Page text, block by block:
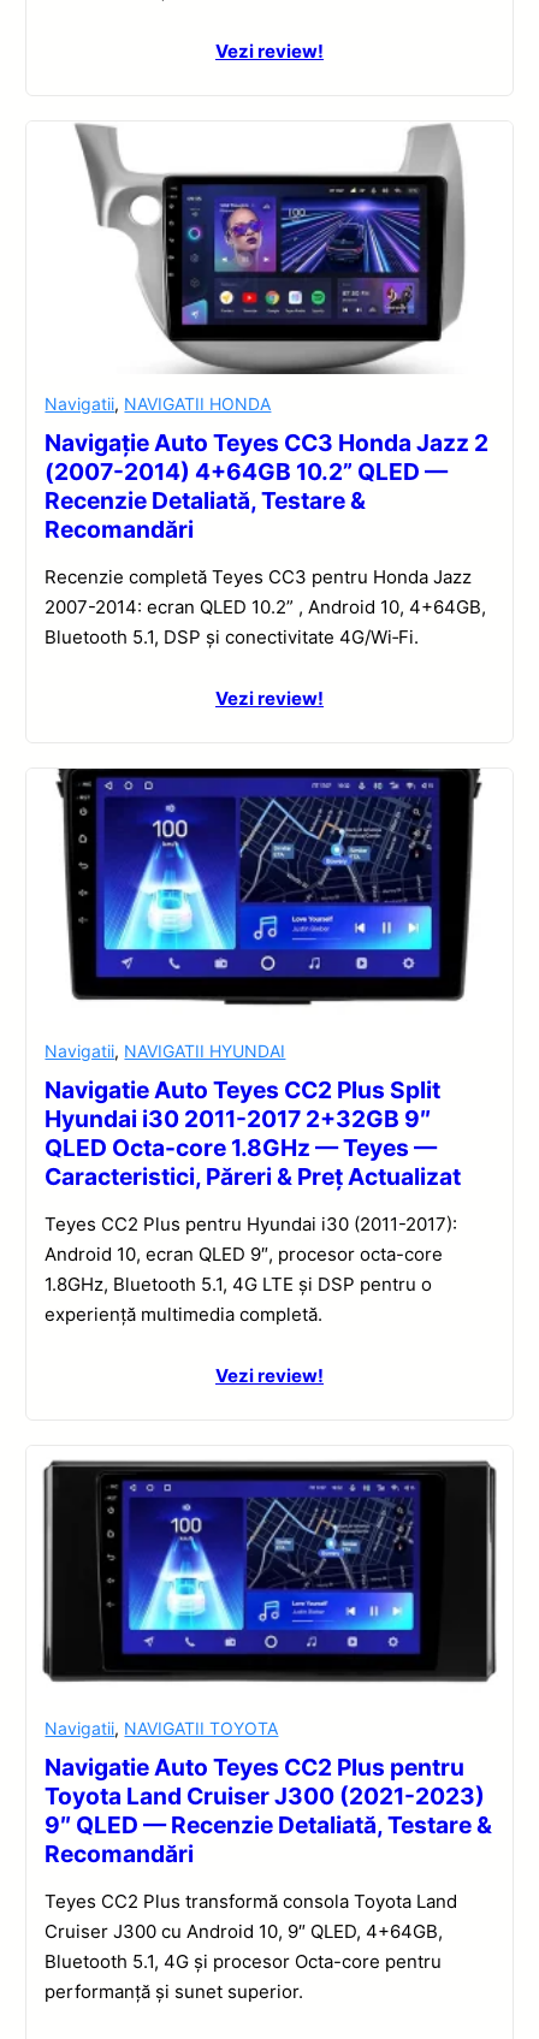
Vezi review!
Navigatii, NAVIGATII HONDA
Navigație Auto Teyes CC3 Honda Jazz 2
(2007-2014) 4+64GB 10.2” QLED —
Recenzie Detaliată, Testare &
Recomandări
Recenzie completă Teyes CC3 pentru Honda Jazz
2007-2014: ecran QLED 10.2” , Android 10, 4+64GB,
Bluetooth 5.1, DSP și conectivitate 4G/Wi‑Fi.
Vezi review!
Navigatii, NAVIGATII HYUNDAI
Navigatie Auto Teyes CC2 Plus Split
Hyundai i30 2011-2017 2+32GB 9″
QLED Octa-core 1.8GHz — Teyes —
Caracteristici, Păreri & Preț Actualizat
Teyes CC2 Plus pentru Hyundai i30 (2011-2017):
Android 10, ecran QLED 9″, procesor octa-core
1.8GHz, Bluetooth 5.1, 4G LTE și DSP pentru o
experiență multimedia completă.
Vezi review!
Navigatii, NAVIGATII TOYOTA
Navigatie Auto Teyes CC2 Plus pentru
Toyota Land Cruiser J300 (2021-2023)
9″ QLED — Recenzie Detaliată, Testare &
Recomandări
Teyes CC2 Plus transformă consola Toyota Land
Cruiser J300 cu Android 10, 9″ QLED, 4+64GB,
Bluetooth 5.1, 4G și procesor Octa-core pentru
performanță și sunet superior.